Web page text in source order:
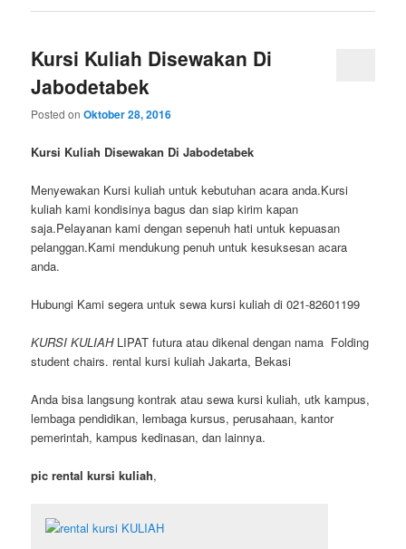
Kursi Kuliah Disewakan Di
Jabodetabek
Posted onOktober 28, 2016
Kursi Kuliah Disewakan Di Jabodetabek
Menyewakan Kursi kuliah untuk kebutuhan acara anda.Kursi
kuliah kami kondisinya bagus dan siap kirim kapan
saja.Pelayanan kami dengan sepenuh hati untuk kepuasan
pelanggan.Kami mendukung penuh untuk kesuksesan acara
anda.
Hubungi Kami segera untuk sewa kursi kuliah di 021-82601199
KURSI KULIAHLIPAT futura atau dikenal dengan nama Folding
student chairs. rental kursi kuliah Jakarta, Bekasi
Anda bisa langsung kontrak atau sewa kursi kuliah, utk kampus,
lembaga pendidikan, lembaga kursus, perusahaan, kantor
pemerintah, kampus kedinasan, dan lainnya.
pic rental kursi kuliah,